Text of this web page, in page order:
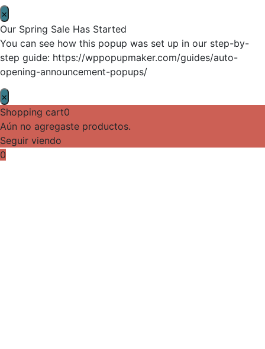
×
Our Spring Sale Has Started
You can see how this popup was set up in our step-by-
step guide: https://wppopupmaker.com/guides/auto-
opening-announcement-popups/
×
Shopping cart0
Aún no agregaste productos.
Seguir viendo
0